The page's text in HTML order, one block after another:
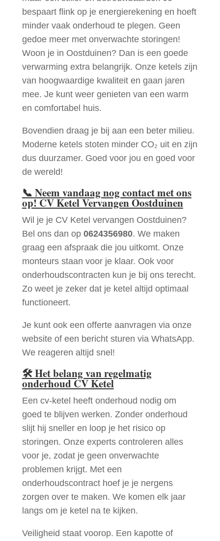
bespaart flink op je energierekening en hoeft
minder vaak onderhoud te plegen. Geen
gedoe meer met onverwachte storingen!
Woon je in Oostduinen? Dan is een goede
verwarming extra belangrijk. Onze ketels zijn
van hoogwaardige kwaliteit en gaan jaren
mee. Je kunt weer genieten van een warm
en comfortabel huis.
Bovendien draag je bij aan een beter milieu.
Moderne ketels stoten minder CO₂ uit en zijn
dus duurzamer. Goed voor jou en goed voor
de wereld!
📞 Neem vandaag nog contact met ons
op! CV Ketel Vervangen Oostduinen
Wil je je CV Ketel vervangen Oostduinen?
Bel ons dan op 0624356980. We maken
graag een afspraak die jou uitkomt. Onze
monteurs staan voor je klaar. Ook voor
onderhoudscontracten kun je bij ons terecht.
Zo weet je zeker dat je ketel altijd optimaal
functioneert.
Je kunt ook een offerte aanvragen via onze
website of een bericht sturen via WhatsApp.
We reageren altijd snel!
🛠Het belang van regelmatig
onderhoud CV Ketel
Een cv-ketel heeft onderhoud nodig om
goed te blijven werken. Zonder onderhoud
slijt hij sneller en loop je het risico op
storingen. Onze experts controleren alles
voor je, zodat je geen onverwachte
problemen krijgt. Met een
onderhoudscontract hoef je je nergens
zorgen over te maken. We komen elk jaar
langs om je ketel na te kijken.
Veiligheid staat voorop. Een kapotte of